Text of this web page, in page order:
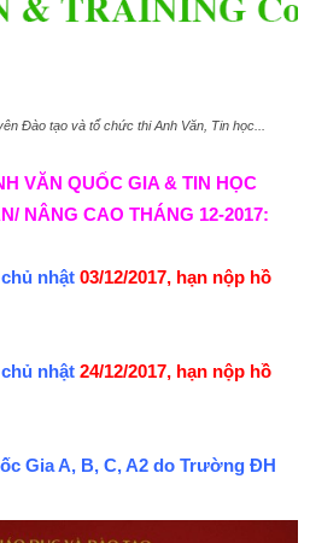
Đào tạo và tổ chức thi Anh Văn, Tin học...
VĂN QUỐC GIA & TIN HỌC
NÂNG CAO THÁNG 12-2017:
nhật 03/12/2017, hạn nộp hồ
nhật 24/12/2017, hạn nộp hồ
Gia A, B, C, A2 do Trường ĐH